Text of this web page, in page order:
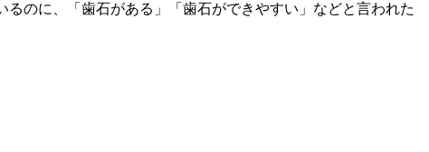
のに、「歯石がある」「歯石ができやすい」などと言われた